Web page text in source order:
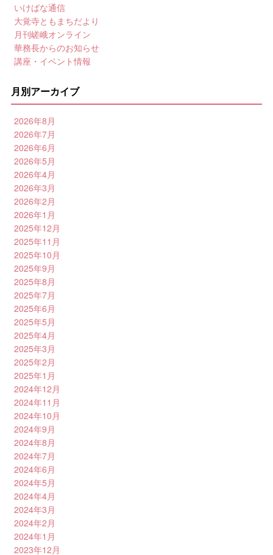
いけばな通信
大覚寺ともまちだより
月刊嵯峨オンライン
華務長からのお知らせ
講座・イベント情報
月別アーカイブ
2026年8月
2026年7月
2026年6月
2026年5月
2026年4月
2026年3月
2026年2月
2026年1月
2025年12月
2025年11月
2025年10月
2025年9月
2025年8月
2025年7月
2025年6月
2025年5月
2025年4月
2025年3月
2025年2月
2025年1月
2024年12月
2024年11月
2024年10月
2024年9月
2024年8月
2024年7月
2024年6月
2024年5月
2024年4月
2024年3月
2024年2月
2024年1月
2023年12月